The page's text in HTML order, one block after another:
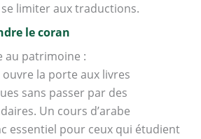
limiter aux traductions.
le coran
au patrimoine :
ouvre la porte aux livres
sans passer par des
Un cours d’arabe
essentiel pour ceux qui étudient